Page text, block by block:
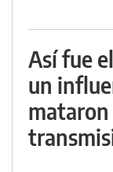
Así fue
un
mataron